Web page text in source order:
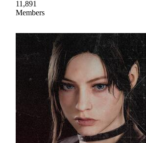
11,891
Members